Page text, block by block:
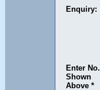
Enquiry:
Enter No.
Shown
Above *